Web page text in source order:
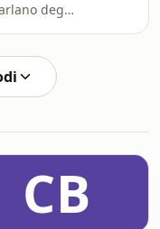
degli
mondiale.
CB